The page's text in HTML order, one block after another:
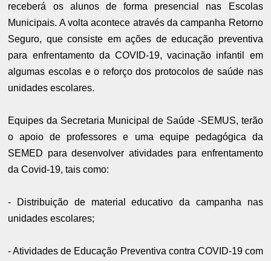
receberá os alunos de forma presencial nas Escolas
Municipais. A volta acontece através da campanha Retorno
Seguro, que consiste em ações de educação preventiva
para enfrentamento da COVID-19, vacinação infantil em
algumas escolas e o reforço dos protocolos de saúde nas
unidades escolares.
Equipes da Secretaria Municipal de Saúde -SEMUS, terão
o apoio de professores e uma equipe pedagógica da
SEMED para desenvolver atividades para enfrentamento
da Covid-19, tais como:
- Distribuição de material educativo da campanha nas
unidades escolares;
- Atividades de Educação Preventiva contra COVID-19 com